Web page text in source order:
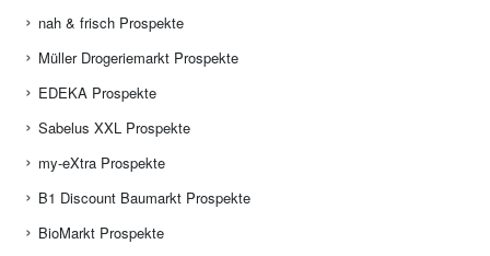
nah & frisch Prospekte
Müller Drogeriemarkt Prospekte
EDEKA Prospekte
Sabelus XXL Prospekte
my-eXtra Prospekte
B1 Discount Baumarkt Prospekte
BioMarkt Prospekte